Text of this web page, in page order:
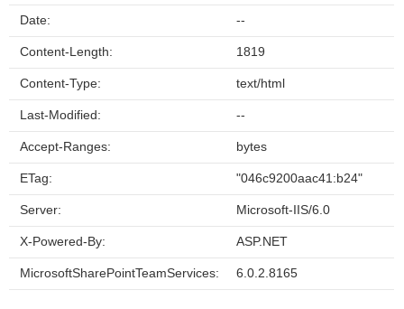
Date: --
Content-Length: 1819
Content-Type: text/html
Last-Modified: --
Accept-Ranges: bytes
ETag: "046c9200aac41:b24"
Server: Microsoft-IIS/6.0
X-Powered-By: ASP.NET
MicrosoftSharePointTeamServices: 6.0.2.8165